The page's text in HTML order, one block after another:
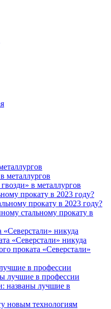
в металлургов
прокату в 2023 году?
стальному прокату в
«Северстали» никуда
проката «Северстали»
в профессии
названы лучшие в
новым технологиям